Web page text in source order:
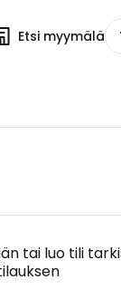
Etsi myymälä
tai luo tili